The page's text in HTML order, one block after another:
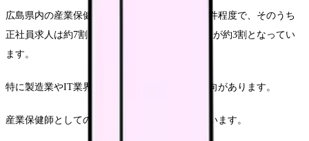
広島県内の産業保健師の求人数は年間約30〜40件程度で、そのうち
正社員求人は約7割、契約社員や派遣社員の求人が約3割となってい
ます。
特に製造業やIT業界での需要が高まっている傾向があります。
産業保健師としてのキャリアパスも多様化しています。